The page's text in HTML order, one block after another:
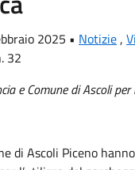
2025 • Notizie,
32
e Comune di Ascoli per
di Ascoli Piceno